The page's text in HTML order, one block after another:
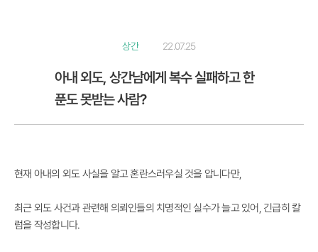
상간 22.07.25
아내 외도, 상간남에게 복수 실패하고 한
푼도 못받는 사람?
현재 아내의 외도 사실을 알고 혼란스러우실 것을 압니다만,
최근 외도 사건과 관련해 의뢰인들의 치명적인 실수가 늘고 있어, 긴급히 칼
럼을 작성합니다.